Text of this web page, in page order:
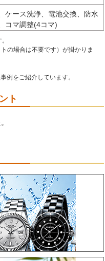
ケース洗浄、電池交換、防水
コマ調整(4コマ)
トの場合は不要です）が掛かりま
例をご紹介しています。
ト